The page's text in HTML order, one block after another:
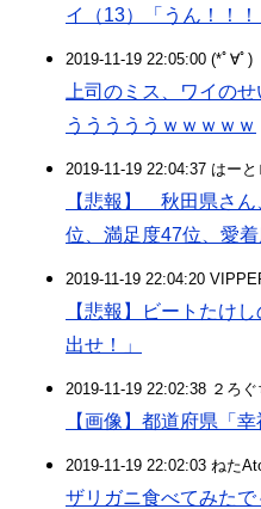
イ（13）「うん！！！
2019-11-19 22:05:00 (*ﾟ∀ﾟ)
上司のミス、ワイの
うううううｗｗｗｗｗ
2019-11-19 22:04:37 はーと
【悲報】 秋田県さ
位、満足度47位、愛
2019-11-19 22:04:20
【悲報】ビートたけ
出せ！」
2019-11-19 22:02:38 ２ろ
【画像】都道府県「
2019-11-19 22:02:03 ねた
ザリガニ食べてみたで